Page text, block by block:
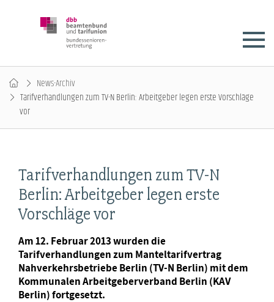
News-Archiv
Tarifverhandlungen zum TV-N Berlin: Arbeitgeber legen erste Vorschläge
vor
Tarifverhandlungen zum TV-N
Berlin: Arbeitgeber legen erste
Vorschläge vor
Am 12. Februar 2013 wurden die
Tarifverhandlungen zum Manteltarifvertrag
Nahverkehrsbetriebe Berlin (TV-N Berlin) mit dem
Kommunalen Arbeitgeberverband Berlin (KAV
Berlin) fortgesetzt.